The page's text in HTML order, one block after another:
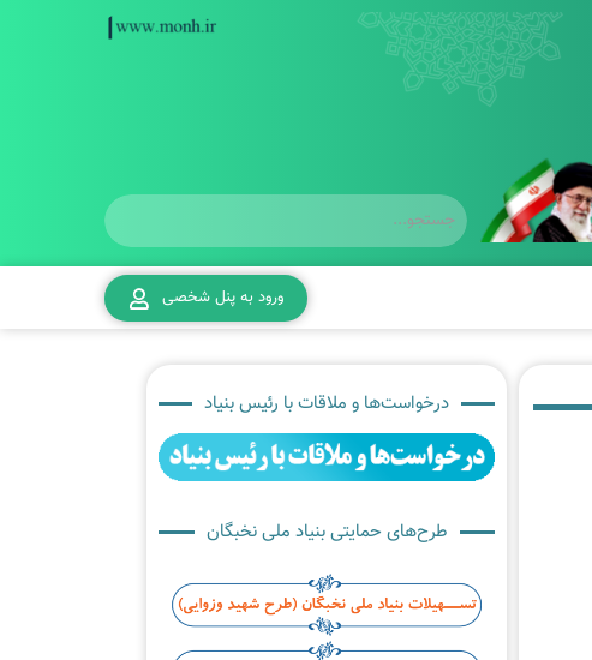
ورود به پنل شخصی
درخواست‌ها و ملاقات با رئیس بنیاد
طرح‌های حمایتی بنیاد ملی نخبگان